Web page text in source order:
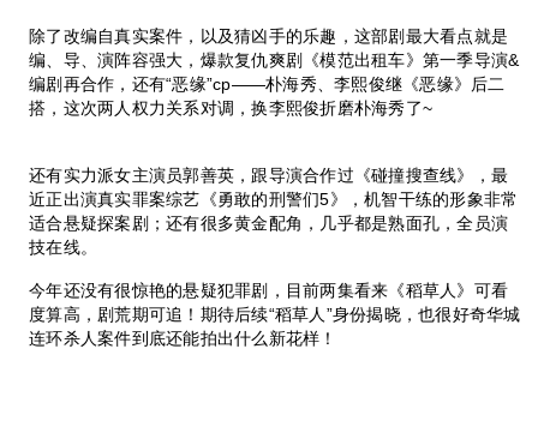
除了改编自真实案件，以及猜凶手的乐趣，这部剧最大看点就是
编、导、演阵容强大，爆款复仇爽剧《模范出租车》第一季导演&
编剧再合作，还有“恶缘”cp——朴海秀、李熙俊继《恶缘》后二
搭，这次两人权力关系对调，换李熙俊折磨朴海秀了~
还有实力派女主演员郭善英，跟导演合作过《碰撞搜查线》，最
近正出演真实罪案综艺《勇敢的刑警们5》，机智干练的形象非常
适合悬疑探案剧；还有很多黄金配角，几乎都是熟面孔，全员演
技在线。
今年还没有很惊艳的悬疑犯罪剧，目前两集看来《稻草人》可看
度算高，剧荒期可追！期待后续“稻草人”身份揭晓，也很好奇华城
连环杀人案件到底还能拍出什么新花样！